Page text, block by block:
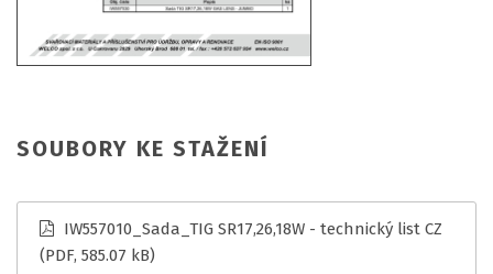
SOUBORY KE STAŽENÍ
IW557010_Sada_TIG SR17,26,18W - technický list CZ
(PDF, 585.07 kB)